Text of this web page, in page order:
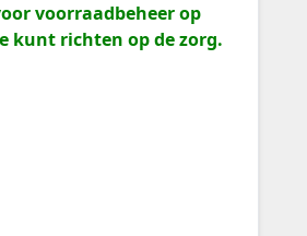
voorraadbeheer op
kunt richten op de zorg.